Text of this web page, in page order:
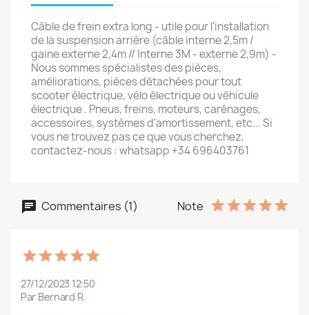
Câble de frein extra long - utile pour l'installation
de la suspension arrière (câble interne 2,5m /
gaine externe 2,4m // Interne 3M - externe 2,9m) -
Nous sommes spécialistes des pièces,
améliorations, pièces détachées pour tout
scooter électrique, vélo électrique ou véhicule
électrique . Pneus, freins, moteurs, carénages,
accessoires, systèmes d'amortissement, etc... Si
vous ne trouvez pas ce que vous cherchez,
contactez-nous : whatsapp +34 696403761
Commentaires (1) Note
27/12/2023 12:50
Par Bernard R.